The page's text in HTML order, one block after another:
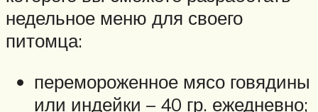
недельное меню для своего
питомца:
перемороженное мясо говядины
или индейки – 40 гр. ежедневно;